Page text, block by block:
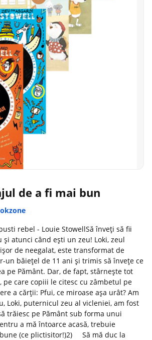
de a fi mai bun
rebel - Louie StowellSă înveți să fii
atunci când ești un zeu! Loki, zeul
de neegalat, este transformat de
un băiețel de 11 ani și trimis să învețe ce
pe Pământ. Dar, de fapt, stârnește tot
care copiii le citesc cu zâmbetul pe
a cărții: Pfui, ce miroase așa urât? Am
Loki, puternicul zeu al vicleniei, am fost
trăiesc pe Pământ sub forma unui
a mă întoarce acasă, trebuie
(ce plictisitor!)2) Să mă duc la